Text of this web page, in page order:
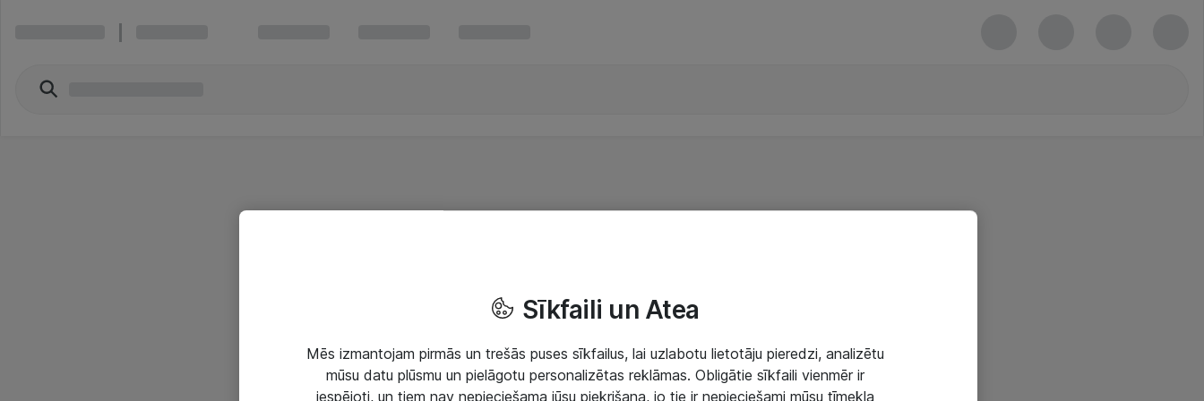
Sīkfaili un Atea
Mēs izmantojam pirmās un trešās puses sīkfailus, lai uzlabotu lietotāju pieredzi, analizētu
mūsu datu plūsmu un pielāgotu personalizētas reklāmas. Obligātie sīkfaili vienmēr ir
iespējoti, un tiem nav nepieciešama jūsu piekrišana, jo tie ir nepieciešami mūsu tīmekļa